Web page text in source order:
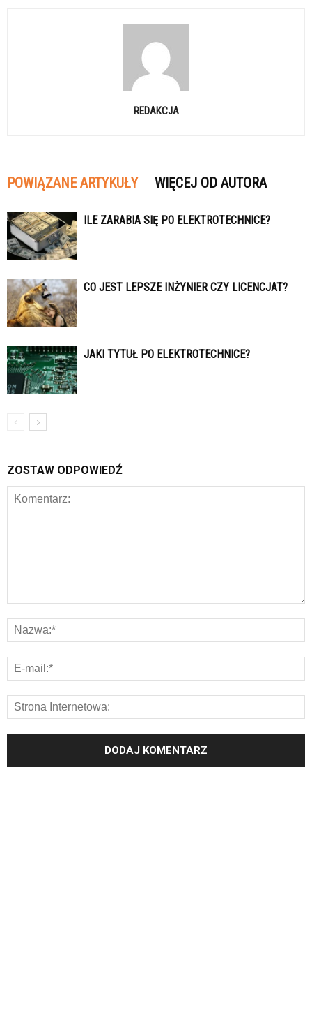
REDAKCJA
POWIĄZANE ARTYKUŁY WIĘCEJ OD AUTORA
ILE ZARABIA SIĘ PO ELEKTROTECHNICE?
CO JEST LEPSZE INŻYNIER CZY LICENCJAT?
JAKI TYTUŁ PO ELEKTROTECHNICE?
ZOSTAW ODPOWIEDŹ